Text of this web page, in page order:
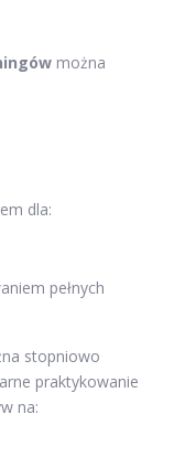
można
dla:
pełnych
stopniowo
praktykowanie
na: